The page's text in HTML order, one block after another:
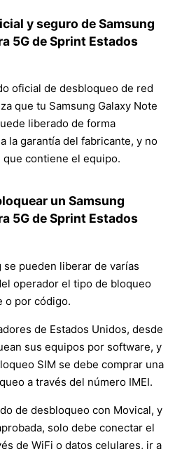
y seguro de Samsung
5G de Sprint Estados
oficial de desbloqueo de red
que tu Samsung Galaxy Note
liberado de forma
la garantía del fabricante, y no
contiene el equipo.
un Samsung
5G de Sprint Estados
se pueden liberar de varías
operador el tipo de bloqueo
o por código.
de Estados Unidos, desde
sus equipos por software, y
SIM se debe comprar una
a través del número IMEI.
de desbloqueo con Movical, y
solo debe conectar el
de WiFi o datos celulares, ir a